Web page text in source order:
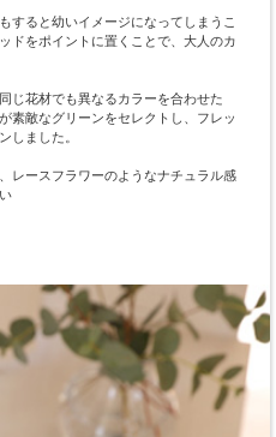
すると幼いイメージになってしまうこ
ドをポイントに置くことで、大人のカ
じ花材でも異なるカラーを合わせた
素敵なグリーンをセレクトし、フレッ
しました。
レースフラワーのようなナチュラル感